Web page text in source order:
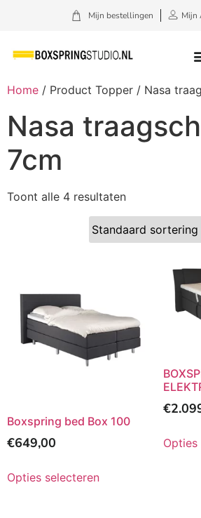
Mijn bestellingen Mijn
Home / Product Topper / Nasa
Nasa
7cm
Toont alle 4 resultaten
Boxspring bed Box 100
€649,00
Opties selecteren
€
Opties